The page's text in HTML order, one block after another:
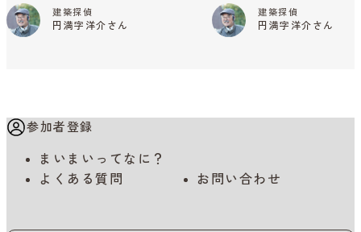
建築探偵
円満字洋介さん
建築探偵
円満字洋介さん
参加者登録
まいまいってなに？
よくある質問
お問い合わせ